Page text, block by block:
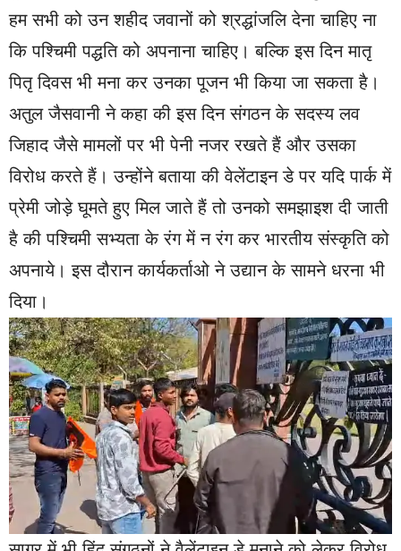
हम सभी को उन शहीद जवानों को श्रद्धांजलि देना चाहिए ना
कि पश्चिमी पद्धति को अपनाना चाहिए। बल्कि इस दिन मातृ
पितृ दिवस भी मना कर उनका पूजन भी किया जा सकता है।
अतुल जैसवानी ने कहा की इस दिन संगठन के सदस्य लव
जिहाद जैसे मामलों पर भी पेनी नजर रखते हैं और उसका
विरोध करते हैं। उन्होंने बताया की वेलेंटाइन डे पर यदि पार्क में
प्रेमी जोड़े घूमते हुए मिल जाते हैं तो उनको समझाइश दी जाती
है की पश्चिमी सभ्यता के रंग में न रंग कर भारतीय संस्कृति को
अपनाये। इस दौरान कार्यकर्ताओ ने उद्यान के सामने धरना भी
दिया।